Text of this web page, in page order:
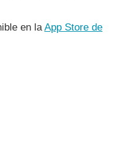
en laApp Store de